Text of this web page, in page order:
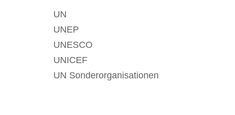
UN
UNEP
UNESCO
UNICEF
UN Sonderorganisationen